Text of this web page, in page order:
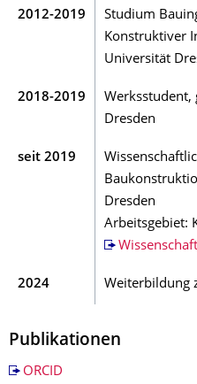
2012-2019
Studium
Konstruktiver
Universität
2018-2019
Werksstudent,
Dresden
seit 2019
Dresden
Arbeitsgebiet:
2024 Weiterbildung
Publikationen
ORCID